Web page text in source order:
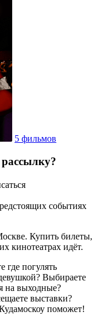
5 фильмов
событиях
Купить билеты,
кинотеатрах идёт.
где погулять
Выбираете
на выходные?
выставки?
поможет!